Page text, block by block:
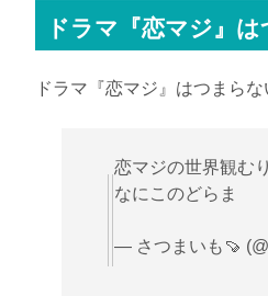
ドラマ『恋マジ』
ドラマ『恋マジ』はつまら
恋マジの世界観む
なにこのどらま
— さつまいも🍠